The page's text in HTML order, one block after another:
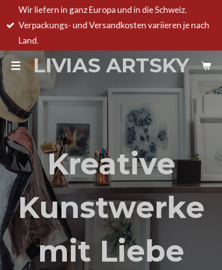
Zum
Hauptinhalt
springen
LIVIAS ARTSKY
Wir liefern in ganz Europa und in die Schweiz.
Verpackungs- und Versandkosten variieren je nach
Land.
Kreative
Kunstwerke
mit Liebe